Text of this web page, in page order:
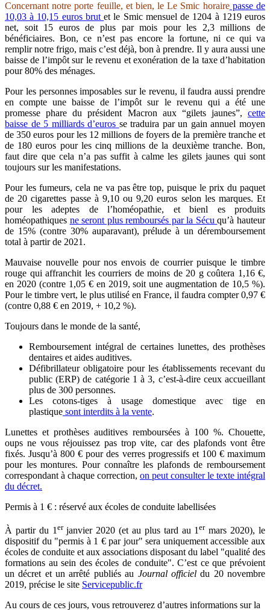
Concernant notre porte feuille, et bien, le Le Smic horairepasse de
10,03 à 10,15 euros brutet le Smic mensuel de 1204 à 1219 euros
net, soit 15 euros de plus par mois pour les 2,3 millions de
bénéficiaires. Bon, ce n’est pas encore la fortune, ni ce qui va
remplir notre frigo, mais c’est déjà, bon à prendre. Il y aura aussi une
baisse de l’impôt sur le revenu et exonération de la taxe d’habitation
pour 80% des ménages.
Pour les personnes imposables sur le revenu, il faudra aussi prendre
en compte une baisse de l’impôt sur le revenu qui a été une
promesse phare du président Macron aux “gilets jaunes”, cette
baisse de 5 milliards d’euros se traduira par un gain annuel moyen
de 350 euros pour les 12 millions de foyers de la première tranche et
de 180 euros pour les cinq millions de la deuxième tranche. Bon,
faut dire que cela n’a pas suffit à calme les gilets jaunes qui sont
toujours sur les manifestations.
Pour les fumeurs, cela ne va pas être top, puisque le prix du paquet
de 20 cigarettes passe à 9,10 ou 9,20 euros selon les marques. Et
pour les adeptes de l’homéopathie, et bienl es produits
homéopathiques ne seront plus remboursés par la Sécuqu’à hauteur
de 15% (contre 30% auparavant), prélude à un déremboursement
total à partir de 2021.
Mauvaise nouvelle pour nos envois de courrier puisque le timbre
rouge qui affranchit les courriers de moins de 20 g coûtera 1,16 €,
en 2020 (contre 1,05 € en 2019, soit une augmentation de 10,5 %).
Pour le timbre vert, le plus utilisé en France, il faudra compter 0,97 €
(contre 0,88 € en 2019, + 10,2 %).
Toujours dans le monde de la santé,
Remboursement intégral de certaines lunettes, des prothèses
dentaires et aides auditives.
Défibrillateur obligatoire pour les établissements recevant du
public (ERP) de catégorie 1 à 3, c’est-à-dire ceux accueillant
plus de 300 personnes.
Les cotons-tiges à usage domestique avec tige en
plastique sont interdits à la vente.
Lunettes et prothèses auditives remboursées à 100 %. Chouette,
oups ne vous réjouissez pas trop vite, car des plafonds vont être
fixés. Jusqu’à 800 € pour des verres progressifs et 100 € maximum
pour les montures. Pour connaître les plafonds de remboursement
correspondant à chaque correction, on peut consulter le texte intégral
du décret.
Permis à 1 € : réservé aux écoles de conduite labellisées
À partir du 1 erjanvier 2020 (et au plus tard au 1ermars 2020), le
dispositif du
permis à 1 € par jour
sera uniquement accessible aux
écoles de conduite et aux associations disposant du label
qualité des
formations au sein des écoles de conduite . C’est ce que prévoient
un décret et un arrêté publiés au Journal officieldu 20 novembre
2019, précise le site Servicepublic.fr
Au cours de ces jours, vous retrouverez d’autres informations sur la